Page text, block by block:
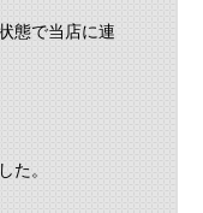
態で当店に連
た。